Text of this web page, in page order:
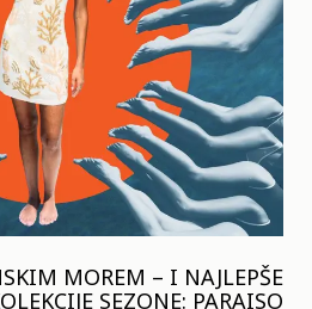
MOREM – I NAJLEPŠE
SEZONE: PARAISO